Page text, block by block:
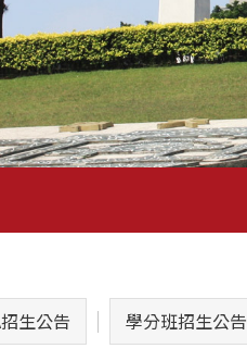
生公告 學分班招生公告